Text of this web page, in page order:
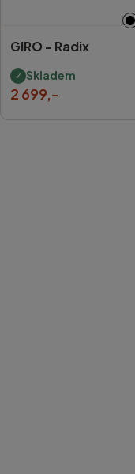
GIRO - Radix
Skladem
2 699,-